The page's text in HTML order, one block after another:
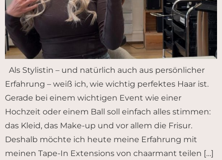
Als Stylistin – und natürlich auch aus persönlicher
Erfahrung – weiß ich, wie wichtig perfektes Haar ist.
Gerade bei einem wichtigen Event wie einer
Hochzeit oder einem Ball soll einfach alles stimmen:
das Kleid, das Make-up und vor allem die Frisur.
Deshalb möchte ich heute meine Erfahrung mit
meinen Tape-In Extensions von chaarmant teilen […]